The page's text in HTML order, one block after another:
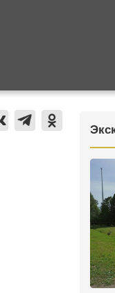
Культура